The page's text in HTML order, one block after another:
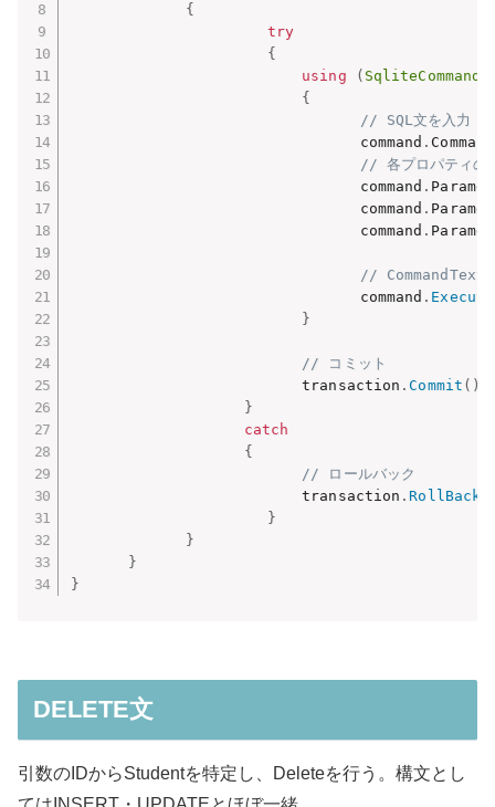
{
try
{
using
( SqliteCommand
{
// SQL文を入力
command .
// 各プロパティの
command .
command .
command .
// CommandText
command .
}
// コミット
transaction .Commit ( )
}
catch
{
// ロールバック
transaction .RollBack
}
}
}
}
DELETE文
引数のIDからStudentを特定し、Deleteを行う。構文とし